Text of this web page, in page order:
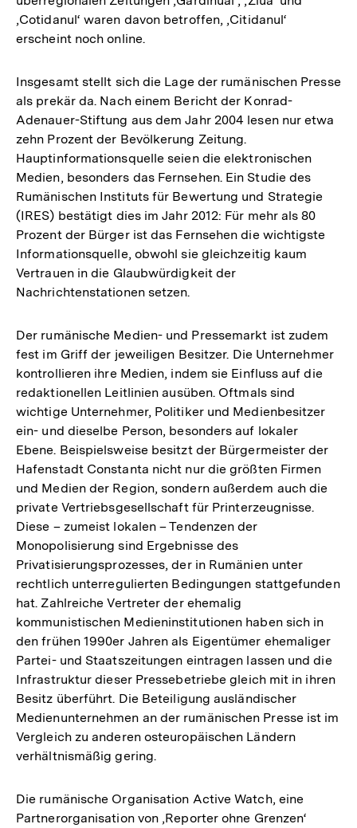
‚Cotidanul‘ waren davon betroffen, ‚Citidanul‘
erscheint noch online.
Insgesamt stellt sich die Lage der rumänischen Presse
als prekär da. Nach einem Bericht der Konrad-
Adenauer-Stiftung aus dem Jahr 2004 lesen nur etwa
zehn Prozent der Bevölkerung Zeitung.
Hauptinformationsquelle seien die elektronischen
Medien, besonders das Fernsehen. Ein Studie des
Rumänischen Instituts für Bewertung und Strategie
(IRES) bestätigt dies im Jahr 2012: Für mehr als 80
Prozent der Bürger ist das Fernsehen die wichtigste
Informationsquelle, obwohl sie gleichzeitig kaum
Vertrauen in die Glaubwürdigkeit der
Nachrichtenstationen setzen.
Der rumänische Medien- und Pressemarkt ist zudem
fest im Griff der jeweiligen Besitzer. Die Unternehmer
kontrollieren ihre Medien, indem sie Einfluss auf die
redaktionellen Leitlinien ausüben. Oftmals sind
wichtige Unternehmer, Politiker und Medienbesitzer
ein- und dieselbe Person, besonders auf lokaler
Ebene. Beispielsweise besitzt der Bürgermeister der
Hafenstadt Constanta nicht nur die größten Firmen
und Medien der Region, sondern außerdem auch die
private Vertriebsgesellschaft für Printerzeugnisse.
Diese – zumeist lokalen – Tendenzen der
Monopolisierung sind Ergebnisse des
Privatisierungsprozesses, der in Rumänien unter
rechtlich unterregulierten Bedingungen stattgefunden
hat. Zahlreiche Vertreter der ehemalig
kommunistischen Medieninstitutionen haben sich in
den frühen 1990er Jahren als Eigentümer ehemaliger
Partei- und Staatszeitungen eintragen lassen und die
Infrastruktur dieser Pressebetriebe gleich mit in ihren
Besitz überführt. Die Beteiligung ausländischer
Medienunternehmen an der rumänischen Presse ist im
Vergleich zu anderen osteuropäischen Ländern
verhältnismäßig gering.
Die rumänische Organisation Active Watch, eine
Partnerorganisation von ‚Reporter ohne Grenzen‘